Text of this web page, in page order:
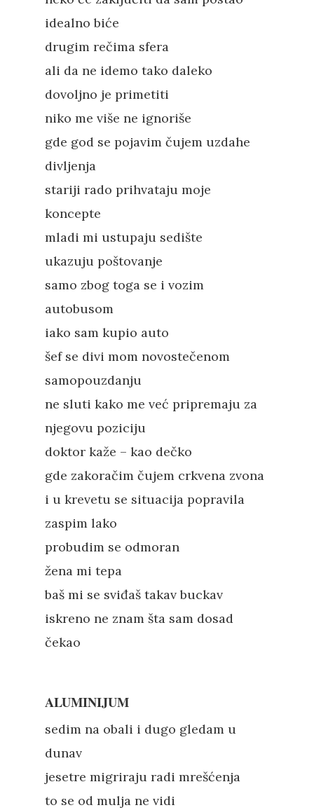
idealno biće
drugim rečima sfera
ali da ne idemo tako daleko
dovoljno je primetiti
niko me više ne ignoriše
gde god se pojavim čujem uzdahe
divljenja
stariji rado prihvataju moje
koncepte
mladi mi ustupaju sedište
ukazuju poštovanje
samo zbog toga se i vozim
autobusom
iako sam kupio auto
šef se divi mom novostečenom
samopouzdanju
ne sluti kako me već pripremaju za
njegovu poziciju
doktor kaže – kao dečko
gde zakoračim čujem crkvena zvona
i u krevetu se situacija popravila
zaspim lako
probudim se odmoran
žena mi tepa
baš mi se sviđaš takav buckav
iskreno ne znam šta sam dosad
čekao
ALUMINIJUM
sedim na obali i dugo gledam u
dunav
jesetre migriraju radi mrešćenja
to se od mulja ne vidi